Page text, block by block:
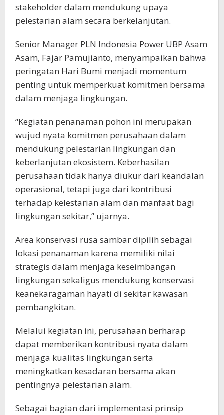
stakeholder dalam mendukung upaya
pelestarian alam secara berkelanjutan.
Senior Manager PLN Indonesia Power UBP Asam
Asam, Fajar Pamujianto, menyampaikan bahwa
peringatan Hari Bumi menjadi momentum
penting untuk memperkuat komitmen bersama
dalam menjaga lingkungan.
“Kegiatan penanaman pohon ini merupakan
wujud nyata komitmen perusahaan dalam
mendukung pelestarian lingkungan dan
keberlanjutan ekosistem. Keberhasilan
perusahaan tidak hanya diukur dari keandalan
operasional, tetapi juga dari kontribusi
terhadap kelestarian alam dan manfaat bagi
lingkungan sekitar,” ujarnya.
Area konservasi rusa sambar dipilih sebagai
lokasi penanaman karena memiliki nilai
strategis dalam menjaga keseimbangan
lingkungan sekaligus mendukung konservasi
keanekaragaman hayati di sekitar kawasan
pembangkitan.
Melalui kegiatan ini, perusahaan berharap
dapat memberikan kontribusi nyata dalam
menjaga kualitas lingkungan serta
meningkatkan kesadaran bersama akan
pentingnya pelestarian alam.
Sebagai bagian dari implementasi prinsip